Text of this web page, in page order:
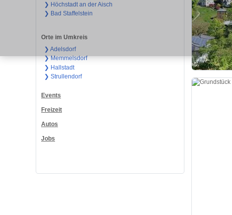
❯ Höchstadt an der Aisch
❯ Bad Staffelstein
Orte im Umkreis
❯ Adelsdorf
❯ Memmelsdorf
❯ Hallstadt
❯ Strullendorf
Events
Freizeit
Autos
Jobs